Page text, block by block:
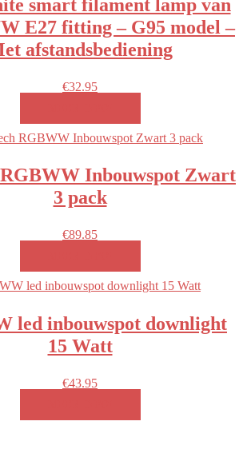
smart filament lamp van
E27 fitting – G95 model –
afstandsbediening
€32.95
Inbouwspot Zwart
3 pack
€89.85
led inbouwspot downlight
15 Watt
€43.95